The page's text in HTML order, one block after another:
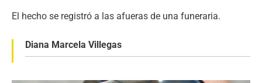
El hecho se registró a las afueras de una funeraria.
Diana Marcela Villegas